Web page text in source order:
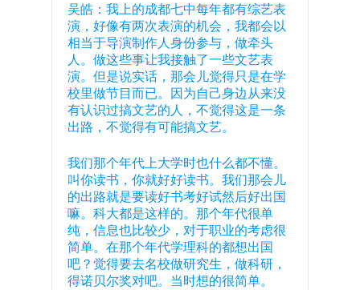
吴皓：我上的成都七中每年都有综艺表
演，好像有两次表演的机会，我都会以
相当于导演制作人身份参与，做牵头
人。做这些事让我接触了一些文艺表
演。但是说实话，那会儿觉得只是在学
校里做节目而已。因为自己身边从来没
有认识过搞文艺的人，不觉得这是一条
出路，不觉得有可能搞文艺。
我们那个年代上大学时也什么都不懂。
叫你读书，你就好好读书。我们那会儿
的出路就是要读好书考好试然后好出国
嘛。科大都是这样的。那个年代很单
纯，信息也比较少，对于职业的考虑很
简单。在那个年代学理科的都想出国
吧？觉得要去名校做研究生，做科研，
得诺贝尔奖对吧。当时想的很简单。